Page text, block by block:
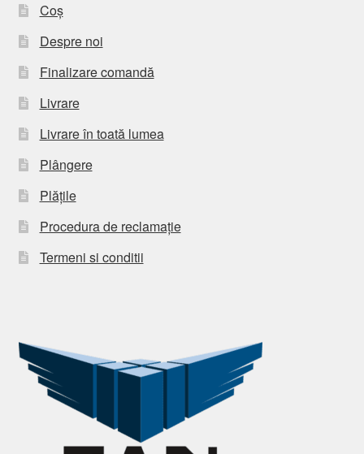
Coș
Despre noi
Finalizare comandă
Livrare
Livrare în toată lumea
Plângere
Plățile
Procedura de reclamație
Termeni si conditii